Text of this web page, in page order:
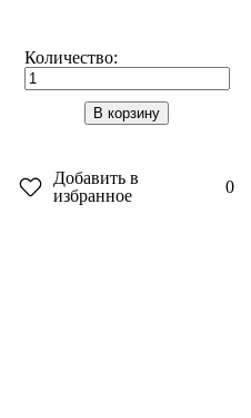
Количество:
В корзину
Добавить в
избранное
0